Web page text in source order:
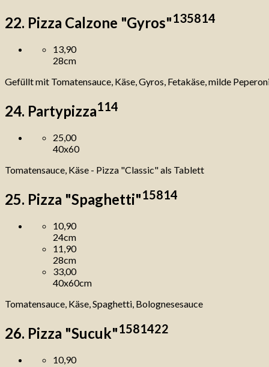
22. Pizza Calzone "Gyros"135814
13,90
28cm
Gefüllt mit Tomatensauce, Käse, Gyros, Fetakäse, milde
24. Partypizza114
25,00
40x60
Tomatensauce, Käse - Pizza "Classic" als Tablett
25. Pizza "Spaghetti"15814
10,90
24cm
11,90
28cm
33,00
40x60cm
Tomatensauce, Käse, Spaghetti, Bolognesesauce
26. Pizza "Sucuk"1581422
10,90